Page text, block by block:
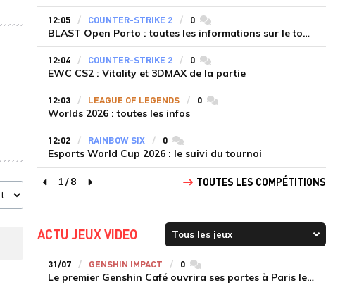
12:05 COUNTER-STRIKE 2 0commentaires
BLAST Open Porto : toutes les informations sur le tournoi
12:04 COUNTER-STRIKE 2 0commentaires
EWC CS2 : Vitality et 3DMAX de la partie
12:03 LEAGUE OF LEGENDS 0commentaires
Worlds 2026 : toutes les infos
12:02 RAINBOW SIX 0commentaires
Esports World Cup 2026 : le suivi du tournoi
page précédente
1/8
page suivante
TOUTES LES COMPÉTITIONS
ACTU JEUX VIDEO
31/07 GENSHIN IMPACT 0commentaires
Le premier Genshin Café ouvrira ses portes à Paris le 14 août